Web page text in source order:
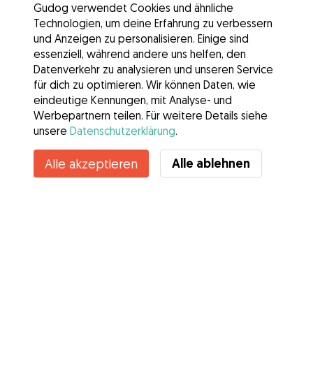
Kontakt
Kennst du die Vorteile von Gudog? Mehr sehen
Gudog verwendet Cookies und ähnliche
Technologien, um deine Erfahrung zu verbessern
und Anzeigen zu personalisieren. Einige sind
essenziell, während andere uns helfen, den
Datenverkehr zu analysieren und unseren Service
für dich zu optimieren. Wir können Daten, wie
eindeutige Kennungen, mit Analyse- und
Werbepartnern teilen. Für weitere Details siehe
unsere Datenschutzerklärung.
Alle akzeptieren Alle ablehnen